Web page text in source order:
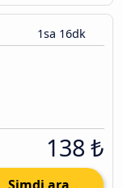
1sa 16dk
138 ₺